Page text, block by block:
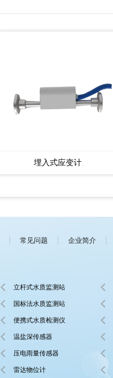
埋入式应变计
常见问题 企业简介
立杆式水质监测站
国标法水质监测站
便携式水质检测仪
温盐深传感器
压电雨量传感器
雷达物位计